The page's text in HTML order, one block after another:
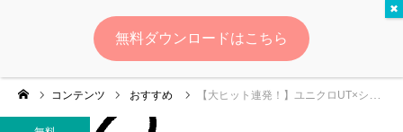
無料
コンテンツ おすすめ 【大ヒット連発！】ユニクロUT×シルバニアファミリーのマーケティング戦略徹底解剖～シリーズ成功の秘訣と今後の課題～
ログイン 会員登録
ゆいマーケとは？
無料ダウンロードはこちら